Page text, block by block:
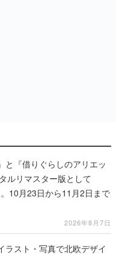
と『借りぐらしのアリエッ
ルリマスター版として
10月23日から11月2日まで
2026年8月7日
ラスト・写真で北欧デザイ